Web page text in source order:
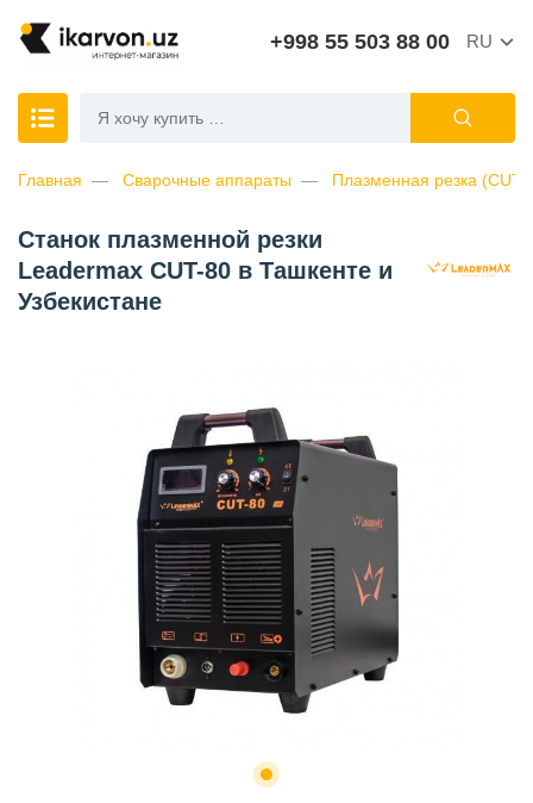
+998 55 503 88 00 RU
Главная Сварочные аппараты Плазменная резка (CUT)
Станок плазменной резки
Leadermax CUT-80 в Ташкенте и
Узбекистане